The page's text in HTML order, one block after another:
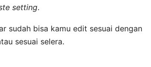
setting.
sudah bisa kamu edit sesuai dengan
sesuai selera.